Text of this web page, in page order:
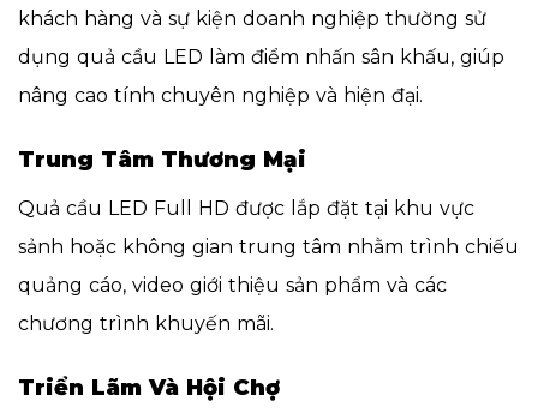
khách hàng và sự kiện doanh nghiệp thường sử
dụng quả cầu LED làm điểm nhấn sân khấu, giúp
nâng cao tính chuyên nghiệp và hiện đại.
Trung Tâm Thương Mại
Quả cầu LED Full HD được lắp đặt tại khu vực
sảnh hoặc không gian trung tâm nhằm trình chiếu
quảng cáo, video giới thiệu sản phẩm và các
chương trình khuyến mãi.
Triển Lãm Và Hội Chợ